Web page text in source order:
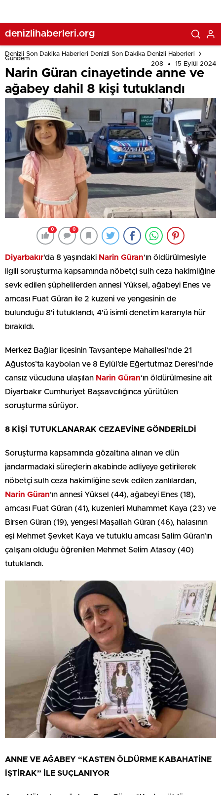
denizlihaberleri.org
Denizli Son Dakika Haberleri Denizli Son Dakika Denizli Haberleri
Gündem
208
15 Eylül 2024
Narin Güran cinayetinde anne ve
ağabey dahil 8 kişi tutuklandı
0 0
Diyarbakır‘da 8 yaşındaki Narin Güran‘ın öldürülmesiyle
ilgili soruşturma kapsamında nöbetçi sulh ceza hakimliğine
sevk edilen şüphelilerden annesi Yüksel, ağabeyi Enes ve
amcası Fuat Güran ile 2 kuzeni ve yengesinin de
bulunduğu 8’i tutuklandı, 4’ü isimli denetim kararıyla hür
bırakıldı.
Merkez Bağlar ilçesinin Tavşantepe Mahallesi’nde 21
Ağustos’ta kaybolan ve 8 Eylül’de Eğertutmaz Deresi’nde
cansız vücuduna ulaşılan Narin Güran‘ın öldürülmesine ait
Diyarbakır Cumhuriyet Başsavcılığınca yürütülen
soruşturma sürüyor.
8 KİŞİ TUTUKLANARAK CEZAEVİNE GÖNDERİLDİ
Soruşturma kapsamında gözaltına alınan ve dün
jandarmadaki süreçlerin akabinde adliyeye getirilerek
nöbetçi sulh ceza hakimliğine sevk edilen zanlılardan,
Narin Güran‘ın annesi Yüksel (44), ağabeyi Enes (18),
amcası Fuat Güran (41), kuzenleri Muhammet Kaya (23) ve
Birsen Güran (19), yengesi Maşallah Güran (46), halasının
eşi Mehmet Şevket Kaya ve tutuklu amcası Salim Güran’ın
çalışanı olduğu öğrenilen Mehmet Selim Atasoy (40)
tutuklandı.
ANNE VE AĞABEY “KASTEN ÖLDÜRME KABAHATİNE
İŞTİRAK” İLE SUÇLANIYOR